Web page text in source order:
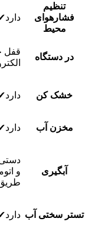
تنظیم
فشارهوای
محیط
در دستگاه
قفل
خشک کن
مخزن آب
آبگیرى
و
طریق
تستر سختى آب